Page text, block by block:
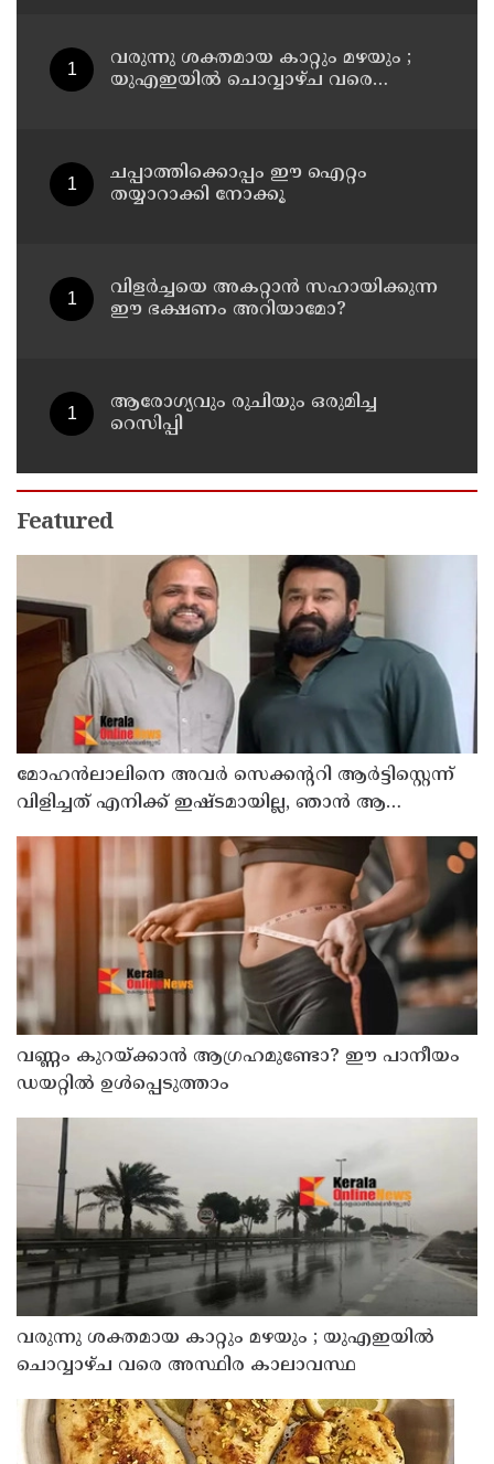
വരുന്നു ശക്തമായ കാറ്റും മഴയും ;
യുഎഇയില്‍ ചൊവ്വാഴ്ച വരെ
ചപ്പാത്തിക്കൊപ്പം ഈ ഐറ്റം
തയ്യാറാക്കി നോക്കൂ
വിളർച്ചയെ അകറ്റാൻ സഹായിക്കുന്ന
ഈ ഭക്ഷണം അറിയാമോ?
ആരോഗ്യവും രുചിയും ഒരുമിച്ച
റെസിപ്പി
Featured
മോഹന്‍ലാലിനെ അവര്‍ സെക്കന്ററി ആര്‍ട്ടിസ്റ്റെന്ന്
വിളിച്ചത് എനിക്ക് ഇഷ്ടമായില്ല, ഞാന്‍ ആ
പ്രൊജക്ടില്‍ നിന്ന് പിന്മാറി; വെളിപ്പെടുത്തി ജൂഡ്
വണ്ണം കുറയ്ക്കാൻ ആഗ്രഹമുണ്ടോ? ഈ പാനീയം
ഡയറ്റിൽ ഉൾപ്പെടുത്താം
വരുന്നു ശക്തമായ കാറ്റും മഴയും ; യുഎഇയില്‍
ചൊവ്വാഴ്ച വരെ അസ്ഥിര കാലാവസ്ഥ